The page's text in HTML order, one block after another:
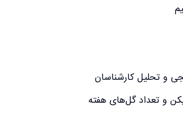
و تحلیل کارشناسان
و تعداد گل‌های هفته